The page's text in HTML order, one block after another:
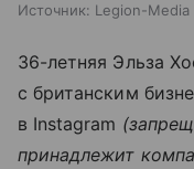
Источник: Legion-Media
36-летняя Эльза
с британским
в Instagram
принадлежит